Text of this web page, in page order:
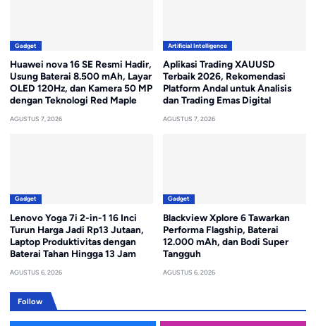
Gadget
Huawei nova 16 SE Resmi Hadir,
Usung Baterai 8.500 mAh, Layar
OLED 120Hz, dan Kamera 50 MP
dengan Teknologi Red Maple
AGUSTUS 7, 2026
Artificial Intelligence
Aplikasi Trading XAUUSD
Terbaik 2026, Rekomendasi
Platform Andal untuk Analisis
dan Trading Emas Digital
AGUSTUS 7, 2026
Gadget
Lenovo Yoga 7i 2-in-1 16 Inci
Turun Harga Jadi Rp13 Jutaan,
Laptop Produktivitas dengan
Baterai Tahan Hingga 13 Jam
AGUSTUS 6, 2026
Gadget
Blackview Xplore 6 Tawarkan
Performa Flagship, Baterai
12.000 mAh, dan Bodi Super
Tangguh
AGUSTUS 6, 2026
Follow